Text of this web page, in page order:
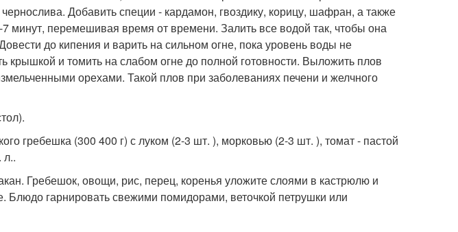
Добавить специи - кардамон, гвоздику, корицу, шафран, а также
минут, перемешивая время от времени. Залить все водой так, чтобы она
до кипения и варить на сильном огне, пока уровень воды не
крышкой и томить на слабом огне до полной готовности. Выложить плов
орехами. Такой плов при заболеваниях печени и желчного
гребешка (300 400 г) с луком (2-3 шт. ), морковью (2-3 шт. ), томат - пастой
л..
Гребешок, овощи, рис, перец, коренья уложите слоями в кастрюлю и
Блюдо гарнировать свежими помидорами, веточкой петрушки или